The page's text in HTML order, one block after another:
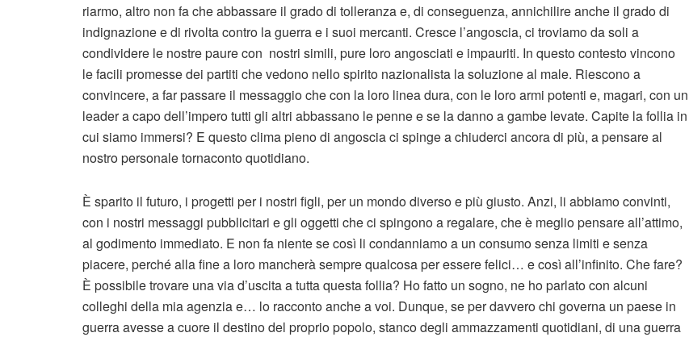
riarmo, altro non fa che abbassare il grado di tolleranza e, di conseguenza, annichilire anche il grado di
indignazione e di rivolta contro la guerra e i suoi mercanti. Cresce l’angoscia, ci troviamo da soli a
condividere le nostre paure con nostri simili, pure loro angosciati e impauriti. In questo contesto vincono
le facili promesse dei partiti che vedono nello spirito nazionalista la soluzione al male. Riescono a
convincere, a far passare il messaggio che con la loro linea dura, con le loro armi potenti e, magari, con un
leader a capo dell’impero tutti gli altri abbassano le penne e se la danno a gambe levate. Capite la follia in
cui siamo immersi? E questo clima pieno di angoscia ci spinge a chiuderci ancora di più, a pensare al
nostro personale tornaconto quotidiano.
È sparito il futuro, i progetti per i nostri figli, per un mondo diverso e più giusto. Anzi, li abbiamo convinti,
con i nostri messaggi pubblicitari e gli oggetti che ci spingono a regalare, che è meglio pensare all’attimo,
al godimento immediato. E non fa niente se così li condanniamo a un consumo senza limiti e senza
piacere, perché alla fine a loro mancherà sempre qualcosa per essere felici… e così all’infinito. Che fare?
È possibile trovare una via d’uscita a tutta questa follia? Ho fatto un sogno, ne ho parlato con alcuni
colleghi della mia agenzia e… lo racconto anche a voi. Dunque, se per davvero chi governa un paese in
guerra avesse a cuore il destino del proprio popolo, stanco degli ammazzamenti quotidiani, di una guerra